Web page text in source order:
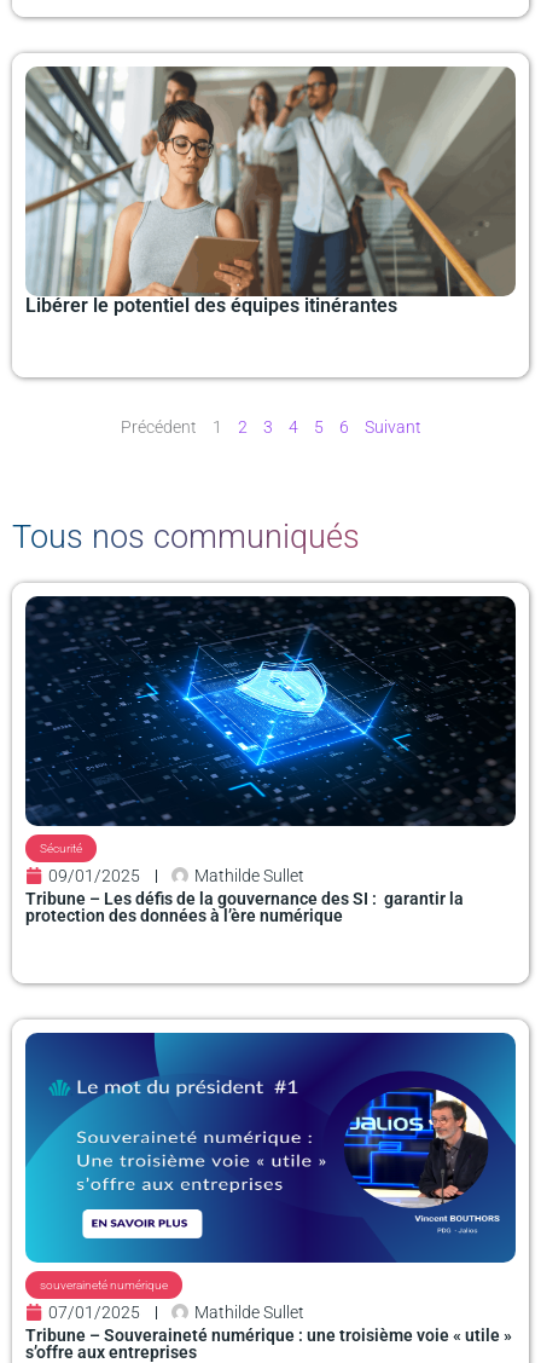
Libérer le potentiel des équipes itinérantes
Précédent 1 2 3 4 5 6 Suivant
Tous nos communiqués
Sécurité
09/01/2025
Mathilde Sullet
Tribune – Les défis de la gouvernance des SI : garantir la
protection des données à l’ère numérique
souveraineté numérique
07/01/2025
Mathilde Sullet
Tribune – Souveraineté numérique : une troisième voie « utile »
s’offre aux entreprises
P
g
e
P
a
g
e